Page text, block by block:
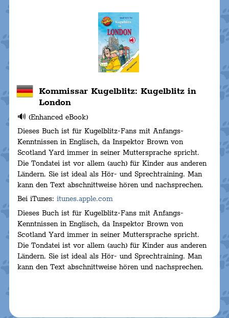
Kommissar Kugelblitz: Kugelblitz in
London
🔊 (Enhanced eBook)
Dieses Buch ist für Kugelblitz-Fans mit Anfangs-
Kenntnissen in Englisch, da Inspektor Brown von
Scotland Yard immer in seiner Muttersprache spricht.
Die Tondatei ist vor allem (auch) für Kinder aus anderen
Ländern. Sie ist ideal als Hör- und Sprechtraining. Man
kann den Text abschnittweise hören und nachsprechen.
Bei iTunes: itunes.apple.com
Dieses Buch ist für Kugelblitz-Fans mit Anfangs-
Kenntnissen in Englisch, da Inspektor Brown von
Scotland Yard immer in seiner Muttersprache spricht.
Die Tondatei ist vor allem (auch) für Kinder aus anderen
Ländern. Sie ist ideal als Hör- und Sprechtraining. Man
kann den Text abschnittweise hören und nachsprechen.